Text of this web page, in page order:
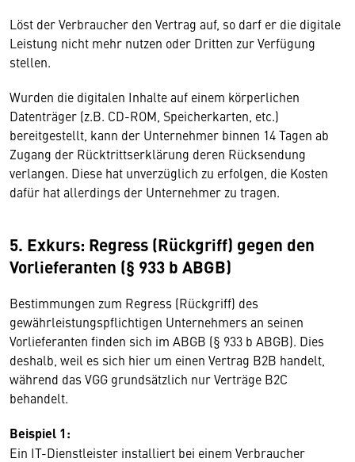
Löst der Verbraucher den Vertrag auf, so darf er die digitale
Leistung nicht mehr nutzen oder Dritten zur Verfügung
stellen.
Wurden die digitalen Inhalte auf einem körperlichen
Datenträger (z.B. CD-ROM, Speicherkarten, etc.)
bereitgestellt, kann der Unternehmer binnen 14 Tagen ab
Zugang der Rücktrittserklärung deren Rücksendung
verlangen. Diese hat unverzüglich zu erfolgen, die Kosten
dafür hat allerdings der Unternehmer zu tragen.
5. Exkurs: Regress (Rückgriff) gegen den
Vorlieferanten (§ 933 b ABGB)
Bestimmungen zum Regress (Rückgriff) des
gewährleistungspflichtigen Unternehmers an seinen
Vorlieferanten finden sich im ABGB (§ 933 b ABGB). Dies
deshalb, weil es sich hier um einen Vertrag B2B handelt,
während das VGG grundsätzlich nur Verträge B2C
behandelt.
Beispiel 1:
Ein IT-Dienstleister installiert bei einem Verbraucher